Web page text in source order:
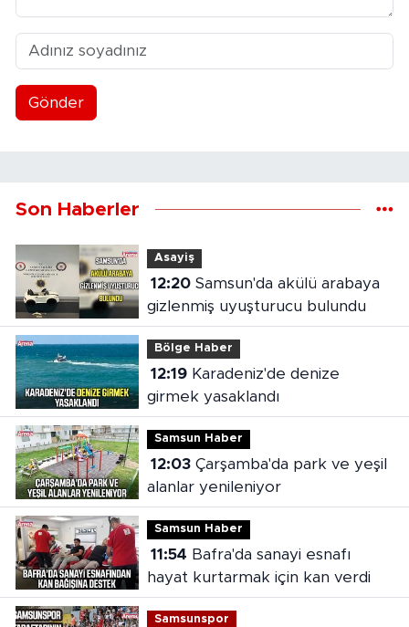
Gönder
Son Haberler
Asayiş
12:20Samsun'da akülü arabaya
gizlenmiş uyuşturucu bulundu
Bölge Haber
12:19Karadeniz'de denize
girmek yasaklandı
Samsun Haber
12:03Çarşamba'da park ve yeşil
alanlar yenileniyor
Samsun Haber
11:54
hayat kurtarmak için kan verdi
Samsunspor